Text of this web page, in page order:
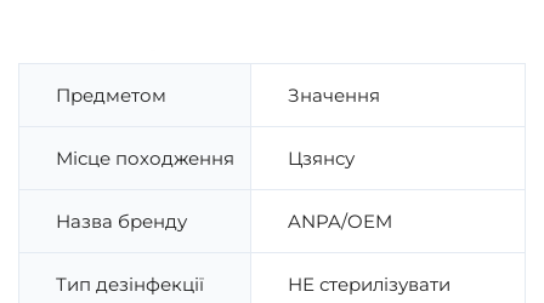
Предметом Значення
Місце походження Цзянсу
Назва бренду ANPA/OEM
Тип дезінфекції НЕ стерилізувати